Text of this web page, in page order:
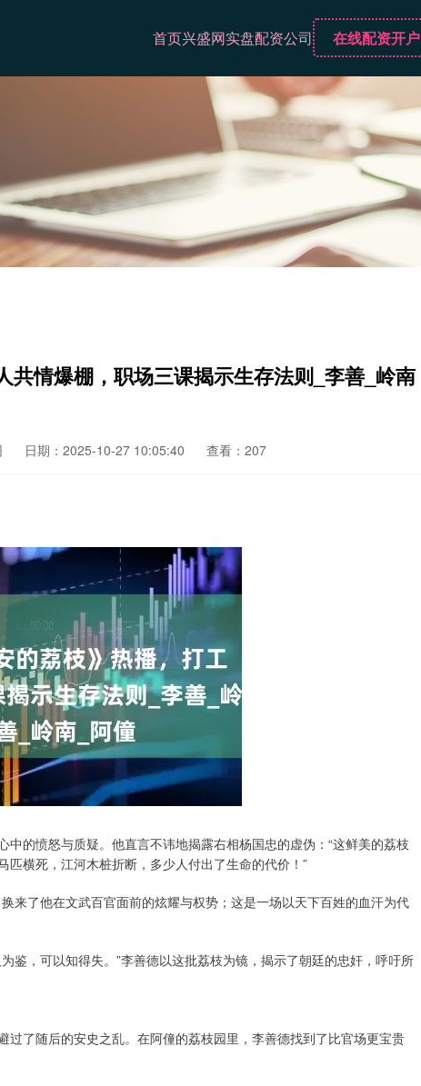
首页兴盛网实盘配资公司 在线配资开户
共情爆棚，职场三课揭示生存法则_李善_岭南
日期：2025-10-27 10:05:40 查看：207
的愤怒与质疑。他直言不讳地揭露右相杨国忠的虚伪：“这鲜美的荔枝
横死，江河木桩折断，多少人付出了生命的代价！”
来了他在文武百官面前的炫耀与权势；这是一场以天下百姓的血汗为代
鉴，可以知得失。”李善德以这批荔枝为镜，揭示了朝廷的忠奸，呼吁所
了随后的安史之乱。在阿僮的荔枝园里，李善德找到了比官场更宝贵